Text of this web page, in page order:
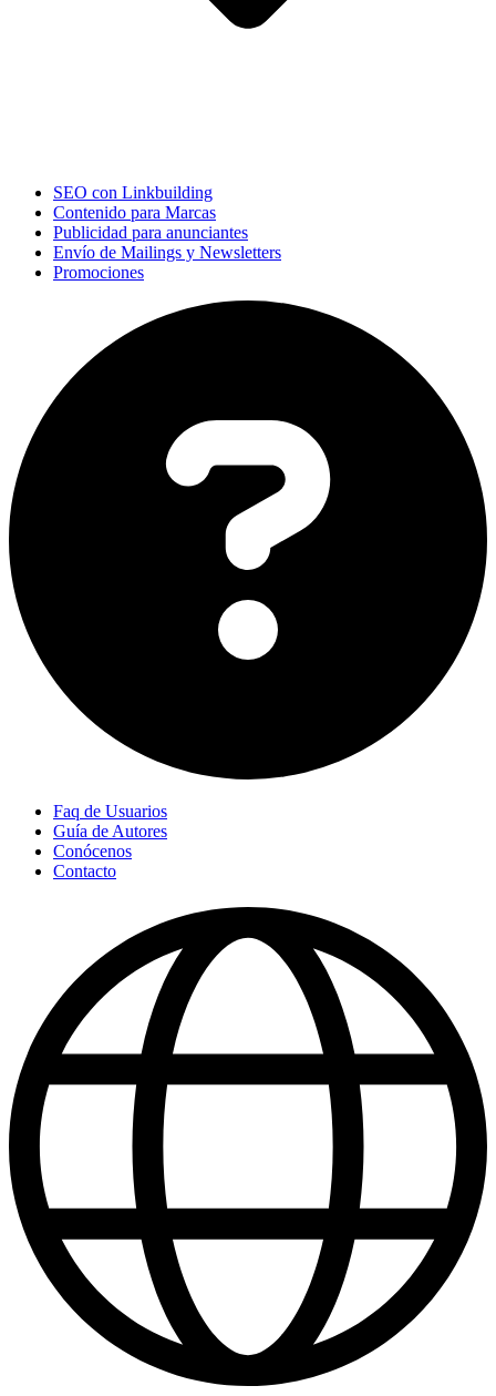
SEO con Linkbuilding
Contenido para Marcas
Publicidad para anunciantes
Envío de Mailings y Newsletters
Promociones
Faq de Usuarios
Guía de Autores
Conócenos
Contacto